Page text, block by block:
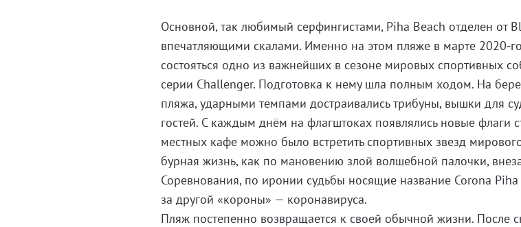
Основной, так любимый серфингистами, Piha Beach отделен от
впечатляющими скалами. Именно на этом пляже в марте 2020-
состояться одно из важнейших в сезоне мировых спортивных
серии Challenger. Подготовка к нему шла полным ходом. На
пляжа, ударными темпами достраивались трибуны, вышки для
гостей. С каждым днём на флагштоках появлялись новые флаги
местных кафе можно было встретить спортивных звезд
бурная жизнь, как по мановению злой волшебной палочки,
Соревнования, по иронии судьбы носящие название Corona
за другой «короны» — коронавируса.
Пляж постепенно возвращается к своей обычной жизни. После